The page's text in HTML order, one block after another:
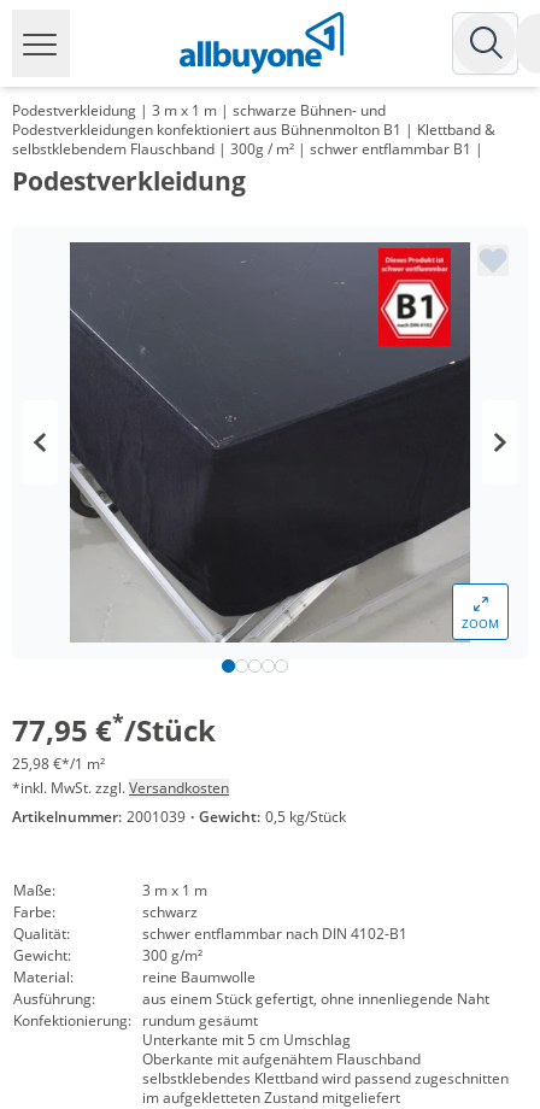
Podestverkleidung | 3 m x 1 m | schwarze Bühnen- und
Podestverkleidungen konfektioniert aus Bühnenmolton B1 | Klettband &
selbstklebendem Flauschband | 300g / m² | schwer entflammbar B1 |
Podestverkleidung
ZOOM
77,95 €*/Stück
25,98 €*/1 m²
*inkl. MwSt. zzgl.Versandkosten
Artikelnummer: 2001039 · Gewicht: 0,5 kg/Stück
Maße:
3 m x 1 m
Farbe:
schwarz
Qualität:
schwer entflammbar nach DIN 4102-B1
Gewicht:
300 g/m²
Material:
reine Baumwolle
Ausführung:
aus einem Stück gefertigt, ohne innenliegende Naht
Konfektionierung: rundum gesäumt
Unterkante mit 5 cm Umschlag
Oberkante mit aufgenähtem Flauschband
selbstklebendes Klettband wird passend zugeschnitten
im aufgekletteten Zustand mitgeliefert